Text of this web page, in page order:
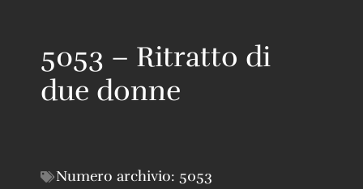
5053 – Ritratto di
due donne
Numero archivio: 5053